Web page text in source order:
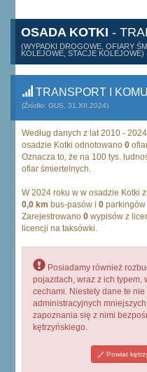
OSADA KOTKI -
(WYPADKI DROGOWE, OFIARY
KOLEJOWE, STACJE KOLEJOWE)
TRANSPORT I
(Źródło: GUS, 31.XII.2024)
Według danych z lat 2010 -
osadzie Kotki odnotowano 0
Oznacza to, że na 100 tys.
ofiar śmiertelnych.
W 2024 roku w w osadzie Kotki
0,0 km bus-pasów i 0 parkingów
Zarejestrowano 0 wypisów z
licencji na taksówki.
Posiadamy również
pojazdach, wraz z ich typem,
cechami. Niestety dane te
administracyjnych
zapoznania się z nimi
kętrzyńskiego.
Powiat